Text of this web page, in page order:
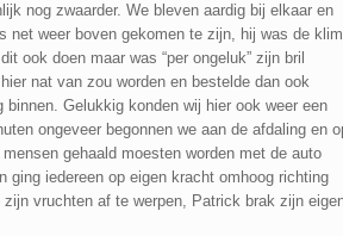
nog zwaarder. We bleven aardig bij elkaar en
net weer boven gekomen te zijn, hij was de klim
ook doen maar was “per ongeluk” zijn bril
nat van zou worden en bestelde dan ook
Gelukkig konden wij hier ook weer een
ongeveer begonnen we aan de afdaling en
gehaald moesten worden met de auto
ging iedereen op eigen kracht omhoog richting
vruchten af te werpen, Patrick brak zijn